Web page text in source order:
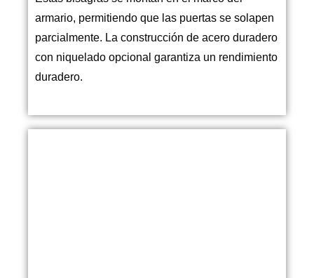
armario, permitiendo que las puertas se solapen
parcialmente. La construcción de acero duradero
con niquelado opcional garantiza un rendimiento
duradero.